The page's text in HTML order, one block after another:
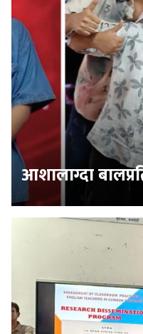
आशालाग्दा